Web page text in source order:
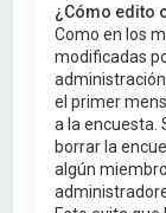
¿Cómo edito
Como en los
modificadas
el primer
a la encuesta.
borrar la
algún